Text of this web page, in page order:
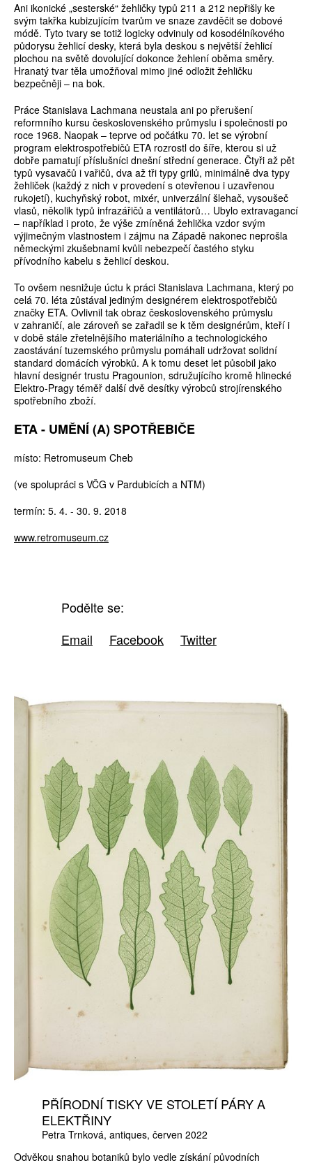
Ani ikonické „sesterské“ žehličky typů 211 a 212 nepřišly ke
svým takřka kubizujícím tvarům ve snaze zavděčit se dobové
módě. Tyto tvary se totiž logicky odvinuly od kosodélníkového
půdorysu žehlicí desky, která byla deskou s největší žehlicí
plochou na světě dovolující dokonce žehlení oběma směry.
Hranatý tvar těla umožňoval mimo jiné odložit žehličku
bezpečněji – na bok.
Práce Stanislava Lachmana neustala ani po přerušení
reformního kursu československého průmyslu i společnosti po
roce 1968. Naopak – teprve od počátku 70. let se výrobní
program elektrospotřebičů ETA rozrostl do šíře, kterou si už
dobře pamatují příslušníci dnešní střední generace. Čtyři až pět
typů vysavačů i vařičů, dva až tři typy grilů, minimálně dva typy
žehliček (každý z nich v provedení s otevřenou i uzavřenou
rukojetí), kuchyňský robot, mixér, univerzální šlehač, vysoušeč
vlasů, několik typů infrazářičů a ventilátorů… Ubylo extravagancí
– například i proto, že výše zmíněná žehlička vzdor svým
výjimečným vlastnostem i zájmu na Západě nakonec neprošla
německými zkušebnami kvůli nebezpečí častého styku
přívodního kabelu s žehlicí deskou.
To ovšem nesnižuje úctu k práci Stanislava Lachmana, který po
celá 70. léta zůstával jediným designérem elektrospotřebičů
značky ETA. Ovlivnil tak obraz československého průmyslu
v zahraničí, ale zároveň se zařadil se k těm designérům, kteří i
v době stále zřetelnějšího materiálního a technologického
zaostávání tuzemského průmyslu pomáhali udržovat solidní
standard domácích výrobků. A k tomu deset let působil jako
hlavní designér trustu Pragounion, sdružujícího kromě hlinecké
Elektro-Pragy téměř další dvě desítky výrobců strojírenského
spotřebního zboží.
ETA - UMĚNÍ (A) SPOTŘEBIČE
místo: Retromuseum Cheb
(ve spolupráci s VČG v Pardubicích a NTM)
termín: 5. 4. - 30. 9. 2018
www.retromuseum.cz
Podělte se:
Email
Facebook Twitter
PŘÍRODNÍ TISKY VE STOLETÍ PÁRY A
ELEKTŘINY
Petra Trnková antiques červen 2022
Odvěkou snahou botaniků bylo vedle získání původních